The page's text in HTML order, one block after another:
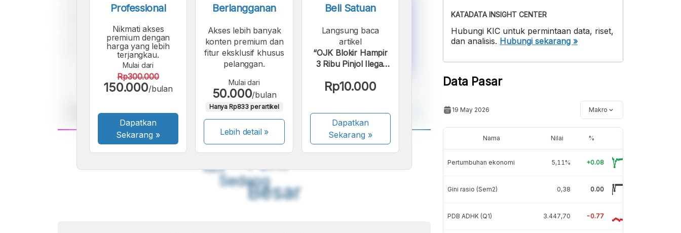
A
Font
Kecil
A
Sedang
A
Besar
Professional
Nikmati akses
premium dengan
harga yang lebih
terjangkau.
Mulai dari
Rp300.000
150.000/bulan
Dapatkan
Sekarang »
Berlangganan
Akses lebih banyak
konten premium dan
fitur eksklusif khusus
pelanggan.
Mulai dari
50.000/bulan
Hanya Rp833 per artikel
Lebih detail »
Beli Satuan
Langsung baca
artikel
“OJK Blokir Hampir
3 Ribu Pinjol Ilegal
2024”.
Rp10.000
Dapatkan
Sekarang»
KATADATA INSIGHT CENTER
Hubungi KIC untuk permintaan data, riset,
dan analisis. Hubungi sekarang »
Data Pasar
19 May 2026 Makro
Nama Nilai %
Pertumbuhan ekonomi 5,11% +0.08
Gini rasio (Sem2) 0,38 0.00
PDB ADHK (Q1) 3.447,70 -0.77